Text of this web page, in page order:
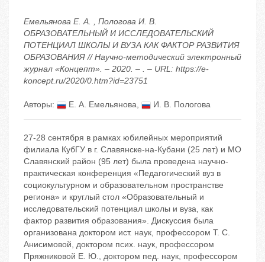
Емельянова Е. А. , Пологова И. В.
ОБРАЗОВАТЕЛЬНЫЙ И ИССЛЕДОВАТЕЛЬСКИЙ
ПОТЕНЦИАЛ ШКОЛЫ И ВУЗА КАК ФАКТОР РАЗВИТИЯ
ОБРАЗОВАНИЯ // Научно-методический электронный
журнал «Концепт». – 2020. – . – URL: https://e-
koncept.ru/2020/0.htm?id=23751
Авторы: Е. А. Емельянова, И. В. Пологова
27-28 сентября в рамках юбилейных мероприятий
филиала КубГУ в г. Славянске-на-Кубани (25 лет) и МО
Славянский район (95 лет) была проведена научно-
практическая конференция «Педагогический вуз в
социокультурном и образовательном пространстве
региона» и круглый стол «Образовательный и
исследовательский потенциал школы и вуза, как
фактор развития образования». Дискуссия была
организована доктором ист. наук, профессором Т. С.
Анисимовой, доктором псих. наук, профессором
Пряжниковой Е. Ю., доктором пед. наук, профессором